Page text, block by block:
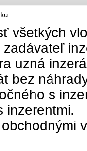
všetkých
uzná
bez
s
inzerentmi.